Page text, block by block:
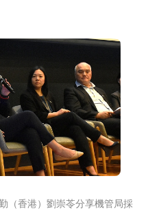
（香港）劉崇苓分享機管局採